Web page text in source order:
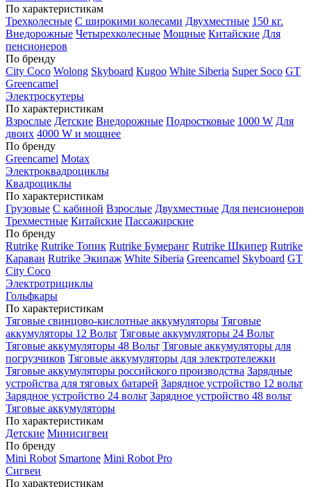
По характеристикам
Трехколесные С широкими колесами Двухместные 150 кг.
Внедорожные Четырехколесные Мощные Китайские Для
пенсионеров
По бренду
City Coco Wolong Skyboard Kugoo White Siberia Super Soco GT
Greencamel
Электроскутеры
По характеристикам
Взрослые Детские Внедорожные Подростковые 1000 W Для
двоих 4000 W и мощнее
По бренду
Greencamel Motax
Электроквадроциклы
Квадроциклы
По характеристикам
Грузовые С кабиной Взрослые Двухместные Для пенсионеров
Трехместные Китайские Пассажирские
По бренду
Rutrike Rutrike Топик Rutrike Бумеранг Rutrike Шкипер Rutrike
Караван Rutrike Экипаж White Siberia Greencamel Skyboard GT
City Coco
Электротрициклы
Гольфкары
По характеристикам
Тяговые свинцово-кислотные аккумуляторы Тяговые
аккумуляторы 12 Вольт Тяговые аккумуляторы 24 Вольт
Тяговые аккумуляторы 48 Вольт Тяговые аккумуляторы для
погрузчиков Тяговые аккумуляторы для электротележки
Тяговые аккумуляторы российского производства Зарядные
устройства для тяговых батарей Зарядное устройство 12 вольт
Зарядное устройство 24 вольт Зарядное устройство 48 вольт
Тяговые аккумуляторы
По характеристикам
Детские Минисигвеи
По бренду
Mini Robot Smartone Mini Robot Pro
Сигвеи
По характеристикам